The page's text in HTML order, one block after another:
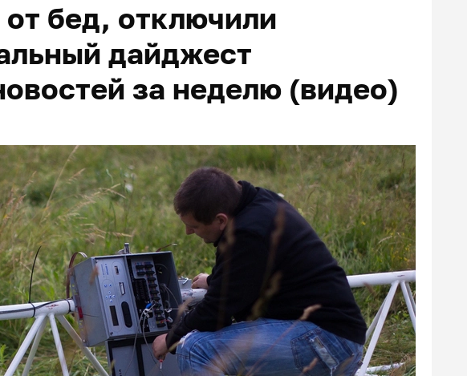
бед, отключили
дайджест
за неделю (видео)